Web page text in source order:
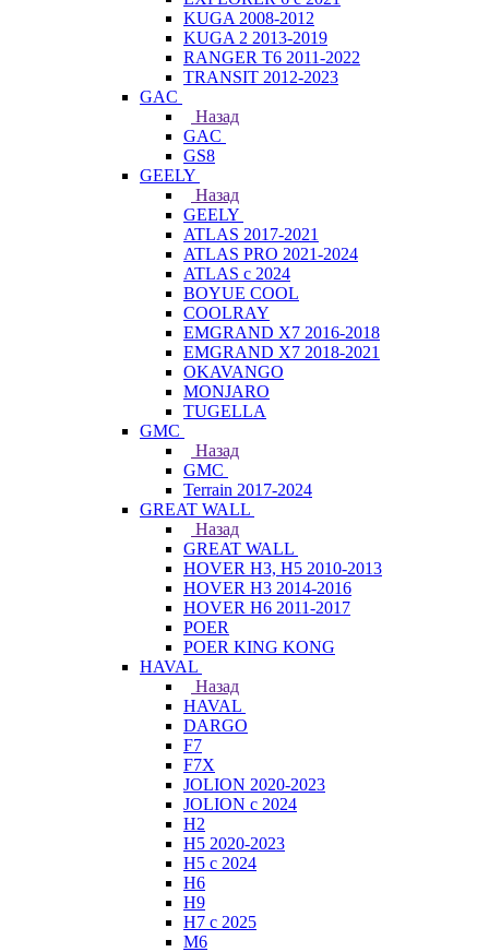
KUGA 2008-2012
KUGA 2 2013-2019
RANGER T6 2011-2022
TRANSIT 2012-2023
GAC
Назад
GAC
GS8
GEELY
Назад
GEELY
ATLAS 2017-2021
ATLAS PRO 2021-2024
ATLAS с 2024
BOYUE COOL
COOLRAY
EMGRAND X7 2016-2018
EMGRAND X7 2018-2021
OKAVANGO
MONJARO
TUGELLA
GMC
Назад
GMC
Terrain 2017-2024
GREAT WALL
Назад
GREAT WALL
HOVER H3, H5 2010-2013
HOVER H3 2014-2016
HOVER H6 2011-2017
POER
POER KING KONG
HAVAL
Назад
HAVAL
DARGO
F7
F7X
JOLION 2020-2023
JOLION с 2024
H2
H5 2020-2023
H5 с 2024
H6
H9
H7 с 2025
M6